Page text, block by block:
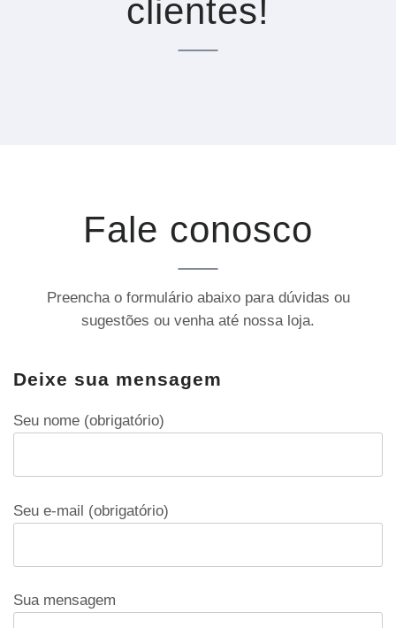
clientes!
Fale conosco
Preencha o formulário abaixo para dúvidas ou
sugestões ou venha até nossa loja.
Deixe sua mensagem
Seu nome (obrigatório)
Seu e-mail (obrigatório)
Sua mensagem